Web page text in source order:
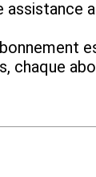
chaque